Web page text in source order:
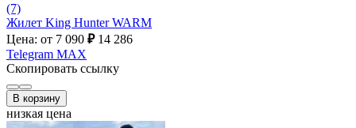
(7)
Жилет King Hunter WARM
Цена: от 7 090 ₽ 14 286
Telegram MAX
Скопировать ссылку
В корзину
низкая цена